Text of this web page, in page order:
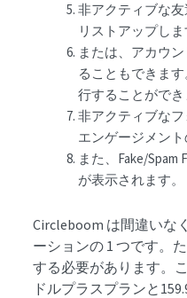
非アクティブな
リストアップしま
または、アカウ
ることもできま
行することができ
非アクティブな
エンゲージメン
また、Fake/
が表示されます。
Circleboom は間違いな
ーションの 1 つです。
する必要があります。
ドルプラスプランと